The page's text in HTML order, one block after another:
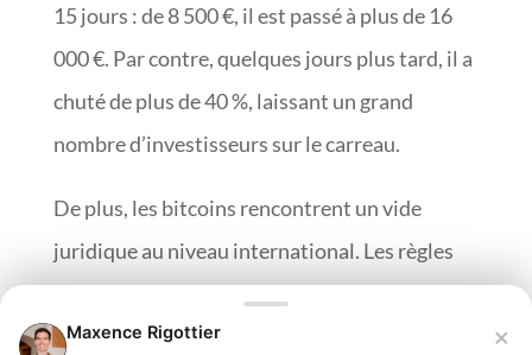
15 jours : de 8 500 €, il est passé à plus de 16
000 €. Par contre, quelques jours plus tard, il a
chuté de plus de 40 %, laissant un grand
nombre d’investisseurs sur le carreau.
De plus, les bitcoins rencontrent un vide
juridique au niveau international. Les règles
diffèrent d’un pays à l’autre, comme par
exemple en Thaïlande où les crypto-monnaies
Maxence Rigottier ×